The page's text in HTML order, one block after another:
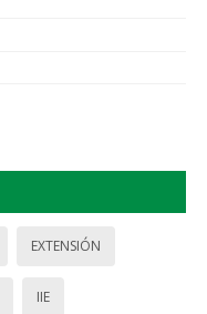
EXTENSIÓN
IIE